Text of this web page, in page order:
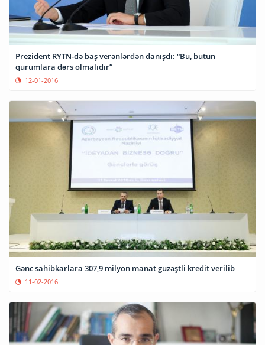
Prezident RYTN-də baş verənlərdən danışdı: “Bu, bütün
qurumlara dərs olmalıdır”
12-01-2016
Gənc sahibkarlara 307,9 milyon manat güzəştli kredit verilib
11-02-2016